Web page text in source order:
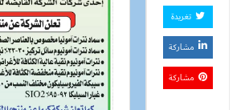
تغريدة
مشاركة
مشاركة